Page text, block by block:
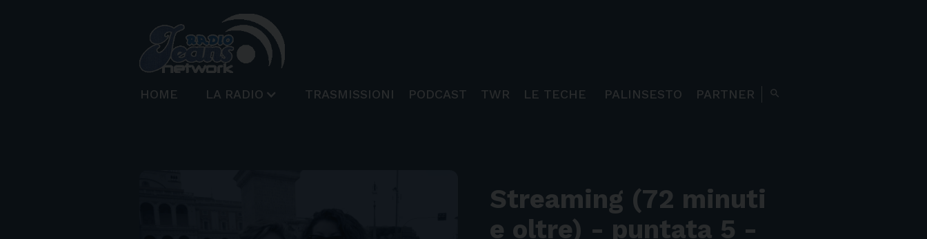
HOME LA RADIO TRASMISSIONI PODCAST TWR LE TECHE PALINSESTO PARTNER search
Streaming (72 minuti
e oltre) - puntata 5 -